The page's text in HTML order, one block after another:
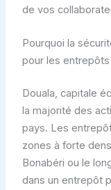
de vos
Pourquoi la
pour les entrepôts
Douala, capitale
la majorité des
pays. Les
zones à forte
Bonabéri ou le
dans un entrepôt